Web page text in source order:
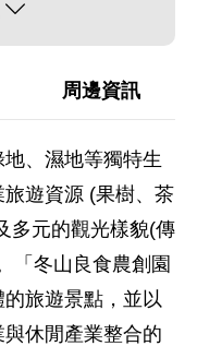
周邊資訊
、濕地等獨特生
遊資源 (果樹、茶
多元的觀光樣貌(傳
「冬山良食農創園
旅遊景點，並以
休閒產業整合的